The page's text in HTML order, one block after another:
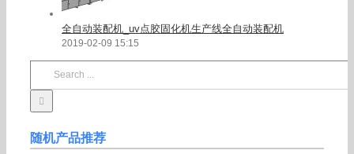
全自动装配机_uv点胶固化机生产线全自动装配机
2019-02-09 15:15
随机产品推荐